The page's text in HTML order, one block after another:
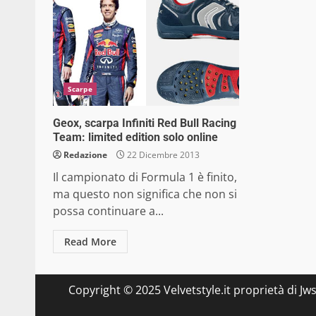
Scarpe
Geox, scarpa Infiniti Red Bull Racing
Team: limited edition solo online
Redazione 22 Dicembre 2013
Il campionato di Formula 1 è finito,
ma questo non significa che non si
possa continuare a...
Read More
Copyright © 2025 Velvetstyle.it proprietà di